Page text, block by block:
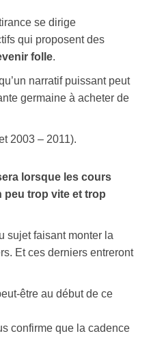
se dirige
qui proposent des
folle.
narratif puissant peut
germaine à acheter de
2003 – 2011).
lorsque les cours
peu trop vite et trop
sujet faisant monter la
Et ces derniers entreront
être au début de ce
confirme que la cadence